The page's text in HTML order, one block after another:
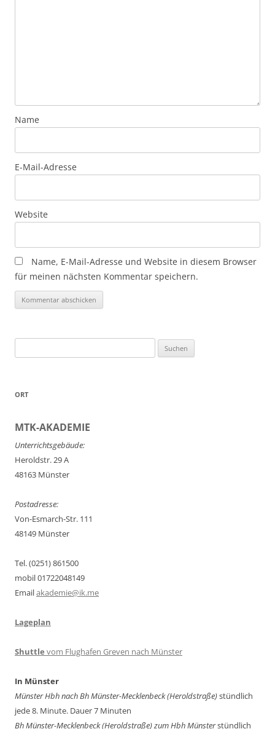
Name
E-Mail-Adresse
Website
Name, E-Mail-Adresse und Website in diesem Browser
für meinen nächsten Kommentar speichern.
nach:
ORT
MTK-AKADEMIE
Unterrichtsgebäude:
Heroldstr. 29 A
48163 Münster
Postadresse:
Von-Esmarch-Str. 111
48149 Münster
Tel. (0251) 861500
mobil 01722048149
Emailakademie@ik.me
Lageplan
Shuttle vom Flughafen Greven nach Münster
In Münster
Münster Hbh nach Bh Münster-Mecklenbeck (Heroldstraße)stündlich
jede 8. Minute. Dauer 7 Minuten
Bh Münster-Mecklenbeck(Heroldstraße) zum Hbh Münsterstündlich